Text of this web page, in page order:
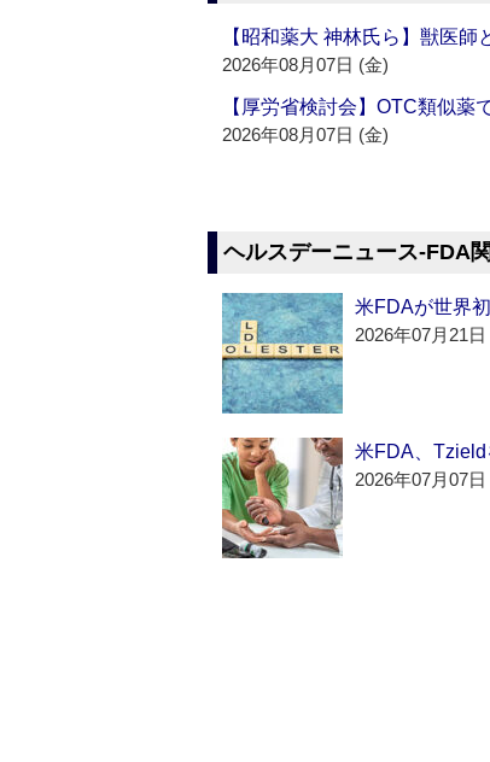
【昭和薬大 神林氏ら】獣医
2026年08月07日 (金)
【厚労省検討会】OTC類似薬
2026年08月07日 (金)
ヘルスデーニュース‐FDA
米FDAが世界
2026年07月21日
米FDA、
2026年07月07日